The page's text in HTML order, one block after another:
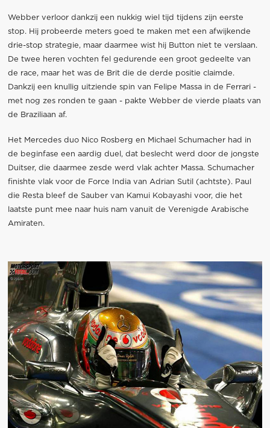
Webber verloor dankzij een nukkig wiel tijd tijdens zijn eerste
stop. Hij probeerde meters goed te maken met een afwijkende
drie-stop strategie, maar daarmee wist hij Button niet te verslaan.
De twee heren vochten fel gedurende een groot gedeelte van
de race, maar het was de Brit die de derde positie claimde.
Dankzij een knullig uitziende spin van Felipe Massa in de Ferrari -
met nog zes ronden te gaan - pakte Webber de vierde plaats van
de Braziliaan af.
Het Mercedes duo Nico Rosberg en Michael Schumacher had in
de beginfase een aardig duel, dat beslecht werd door de jongste
Duitser, die daarmee zesde werd vlak achter Massa. Schumacher
finishte vlak voor de Force India van Adrian Sutil (achtste). Paul
die Resta bleef de Sauber van Kamui Kobayashi voor, die het
laatste punt mee naar huis nam vanuit de Verenigde Arabische
Amiraten.